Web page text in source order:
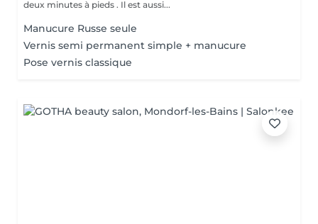
deux minutes à pieds . Il est aussi...
Manucure Russe seule
Vernis semi permanent simple + manucure
Pose vernis classique